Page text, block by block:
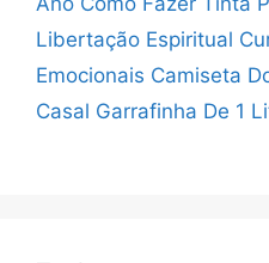
Libertação Espiritual
Emocionais Camiseta
Casal Garrafinha De 1